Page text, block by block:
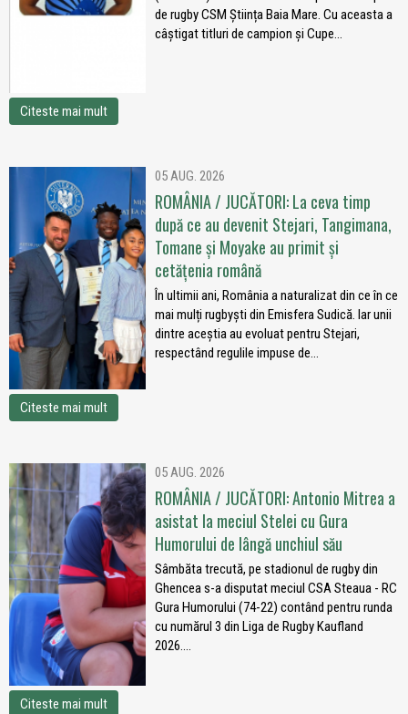
de rugby CSM Știința Baia Mare. Cu aceasta a
câștigat titluri de campion și Cupe...
Citeste mai mult
05 AUG. 2026
ROMÂNIA / JUCĂTORI: La ceva timp
după ce au devenit Stejari, Tangimana,
Tomane și Moyake au primit și
cetățenia română
În ultimii ani, România a naturalizat din ce în ce
mai mulți rugbyști din Emisfera Sudică. Iar unii
dintre aceștia au evoluat pentru Stejari,
respectând regulile impuse de...
Citeste mai mult
05 AUG. 2026
ROMÂNIA / JUCĂTORI: Antonio Mitrea a
asistat la meciul Stelei cu Gura
Humorului de lângă unchiul său
Sâmbăta trecută, pe stadionul de rugby din
Ghencea s-a disputat meciul CSA Steaua - RC
Gura Humorului (74-22) contând pentru runda
cu numărul 3 din Liga de Rugby Kaufland
2026....
Citeste mai mult